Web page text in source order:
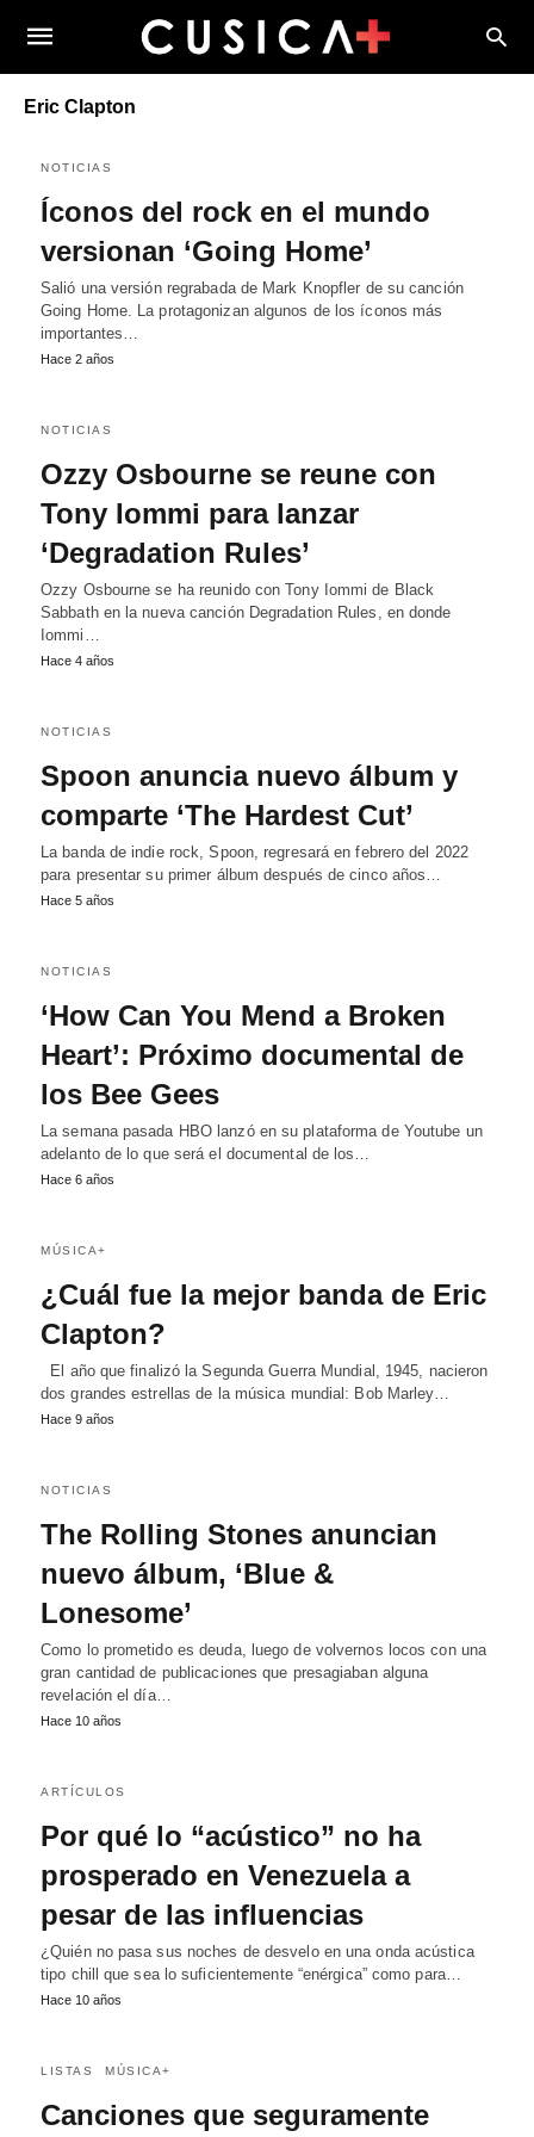
Eric Clapton
NOTICIAS
Íconos del rock en el mundo
versionan ‘Going Home’
Salió una versión regrabada de Mark Knopfler de su canción
Going Home. La protagonizan algunos de los íconos más
importantes…
Hace 2 años
NOTICIAS
Ozzy Osbourne se reune con
Tony Iommi para lanzar
‘Degradation Rules’
Ozzy Osbourne se ha reunido con Tony Iommi de Black
Sabbath en la nueva canción Degradation Rules, en donde
Iommi…
Hace 4 años
NOTICIAS
Spoon anuncia nuevo álbum y
comparte ‘The Hardest Cut’
La banda de indie rock, Spoon, regresará en febrero del 2022
para presentar su primer álbum después de cinco años…
Hace 5 años
NOTICIAS
‘How Can You Mend a Broken
Heart’: Próximo documental de
los Bee Gees
La semana pasada HBO lanzó en su plataforma de Youtube un
adelanto de lo que será el documental de los…
Hace 6 años
MÚSICA+
¿Cuál fue la mejor banda de Eric
Clapton?
El año que finalizó la Segunda Guerra Mundial, 1945, nacieron
dos grandes estrellas de la música mundial: Bob Marley…
Hace 9 años
NOTICIAS
The Rolling Stones anuncian
nuevo álbum, ‘Blue &
Lonesome’
Como lo prometido es deuda, luego de volvernos locos con una
gran cantidad de publicaciones que presagiaban alguna
revelación el día…
Hace 10 años
ARTÍCULOS
Por qué lo “acústico” no ha
prosperado en Venezuela a
pesar de las influencias
¿Quién no pasa sus noches de desvelo en una onda acústica
tipo chill que sea lo suficientemente “enérgica” como para…
Hace 10 años
LISTAS MÚSICA+
Canciones que seguramente